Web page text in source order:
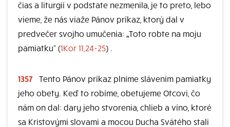
čias a liturgií v podstate nezmenila, je to preto, lebo
vieme, že nás viaže Pánov príkaz, ktorý dal v
predvečer svojho umučenia: „Toto robte na moju
pamiatku“ (1Kor 11,24-25) .
1357 Tento Pánov príkaz plníme slávením pamiatky
jeho obety. Keď to robíme, obetujeme Otcovi, čo
nám on dal: dary jeho stvorenia, chlieb a víno, ktoré
sa Kristovými slovami a mocou Ducha Svätého stali